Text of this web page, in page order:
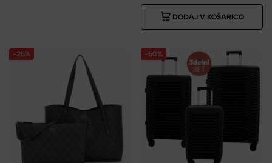
DODAJ V KOŠARICO
-25% -50%